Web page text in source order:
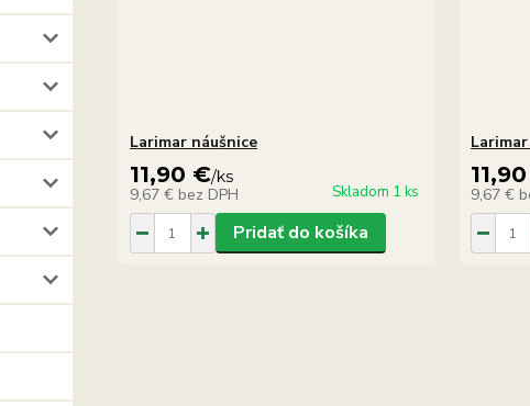
Larimar náušnice
11,90 €/ks
9,67 € bez DPH Skladom 1 ks
Pridať do košíka
9,67 €